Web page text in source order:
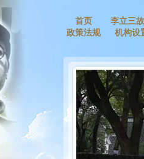
首页
李立三
政策法规
机构设